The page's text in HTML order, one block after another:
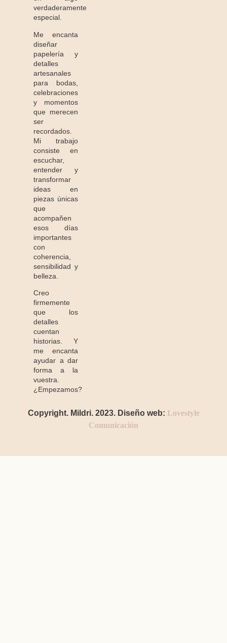
verdaderamente
especial.
Me encanta
diseñar
papelería y
detalles
artesanales
para bodas,
celebraciones
y momentos
que merecen
ser
recordados.
Mi trabajo
consiste en
escuchar,
entender y
transformar
ideas en
piezas únicas
que
acompañen
esos días
importantes
con
coherencia,
sensibilidad y
belleza.
Creo
firmemente
que los
detalles
cuentan
historias. Y
me encanta
ayudar a dar
forma a la
vuestra.
¿Empezamos?
Copyright. Mildri. 2023. Diseño web: Lovestyle
Comunicación